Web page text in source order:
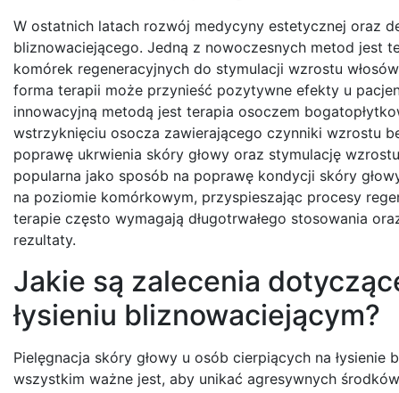
W ostatnich latach rozwój medycyny estetycznej oraz
bliznowaciejącego. Jedną z nowoczesnych metod jest
komórek regeneracyjnych do stymulacji wzrostu
forma terapii może przynieść pozytywne efekty u
innowacyjną metodą jest terapia osoczem
wstrzyknięciu osocza zawierającego czynniki wzrostu
poprawę ukrwienia skóry głowy oraz stymulację
popularna jako sposób na poprawę kondycji skóry
na poziomie komórkowym, przyspieszając procesy
terapie często wymagają długotrwałego stosowania
rezultaty.
Jakie są zalecenia
łysieniu bliznowaciejącym?
Pielęgnacja skóry głowy u osób cierpiących na
wszystkim ważne jest, aby unikać agresywnych